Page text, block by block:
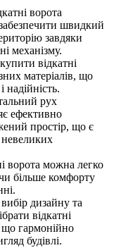
ворота
швидкий
завдяки
механізму.
відкатні
матеріалів, що
надійність.
рух
ефективно
простір, що є
ворота можна легко
більше комфорту
дизайну та
відкатні
що гармонійно
будівлі.